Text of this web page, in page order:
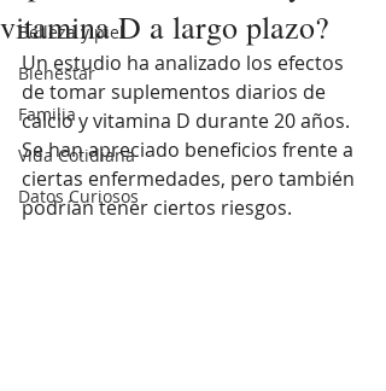
Belleza y piel
Bienestar
Familia
Vida Cotidiana
Datos Curiosos
vitamina D a largo plazo?
Un estudio ha analizado los efectos
de tomar suplementos diarios de
calcio y vitamina D durante 20 años.
Se han apreciado beneficios frente a
ciertas enfermedades, pero también
podrían tener ciertos riesgos.